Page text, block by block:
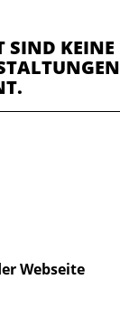
SIND KEINE
Webseite